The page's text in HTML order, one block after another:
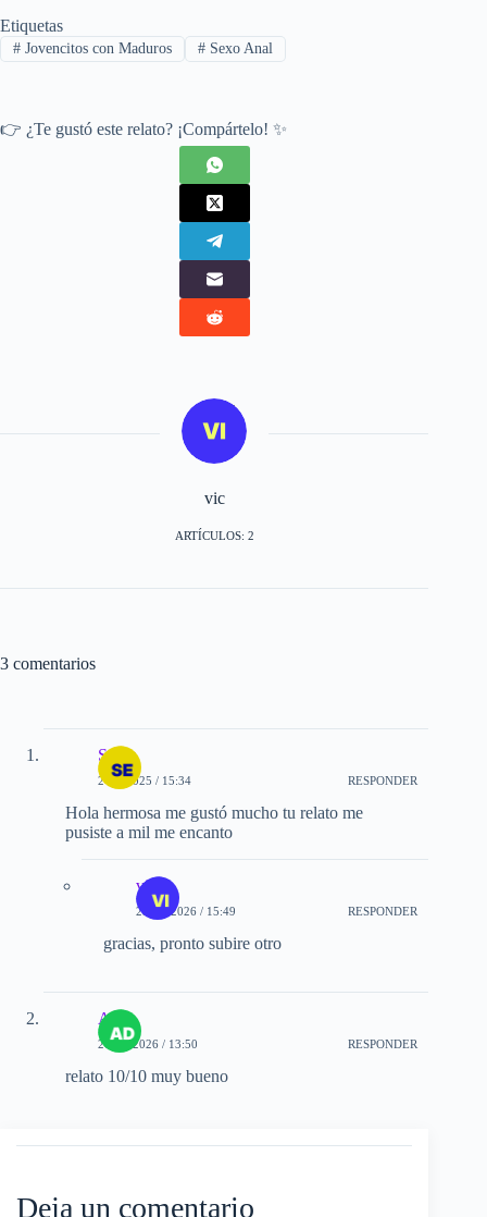
Etiquetas
#Jovencitos con Maduros #Sexo Anal
👉 ¿Te gustó este relato? ¡Compártelo! ✨
vic
ARTÍCULOS: 2
3 comentarios
Serch
2-12-2025 / 15:34 RESPONDER
Hola hermosa me gustó mucho tu relato me
pusiste a mil me encanto
vic
25-02-2026 / 15:49 RESPONDER
gracias, pronto subire otro
Adri
27-03-2026 / 13:50 RESPONDER
relato 10/10 muy bueno
Deja un comentario